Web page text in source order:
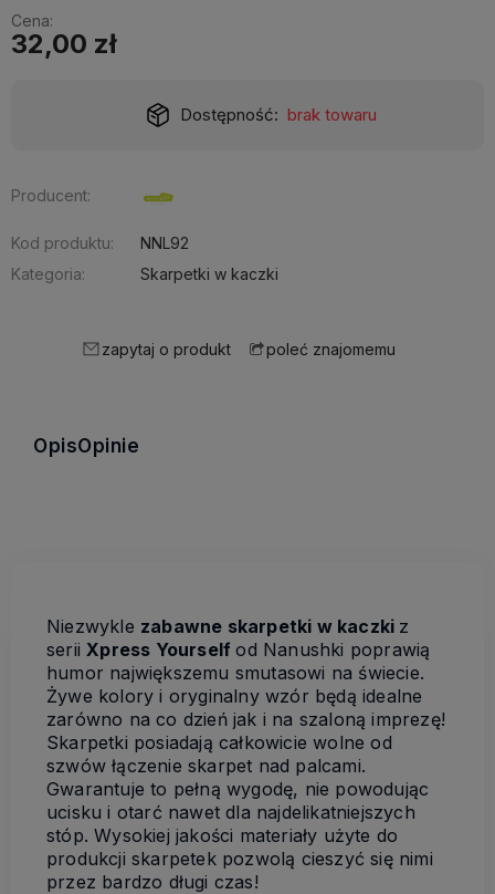
Cena:
32,00 zł
Dostępność: brak towaru
Producent:
Kod produktu:
NNL92
Kategoria:
Skarpetki w kaczki
zapytaj o produkt poleć znajomemu
OpisOpinie
Niezwykle zabawne skarpetki w kaczki z
serii Xpress Yourselfod Nanushki poprawią
humor największemu smutasowi na świecie.
Żywe kolory i oryginalny wzór będą idealne
zarówno na co dzień jak i na szaloną imprezę!
Skarpetki posiadają całkowicie wolne od
szwów łączenie skarpet nad palcami.
Gwarantuje to pełną wygodę, nie powodując
ucisku i otarć nawet dla najdelikatniejszych
stóp. Wysokiej jakości materiały użyte do
produkcji skarpetek pozwolą cieszyć się nimi
przez bardzo długi czas!